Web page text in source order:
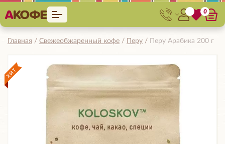
0
Главная Свежеобжаренный кофе Перу Перу Арабика 200 г